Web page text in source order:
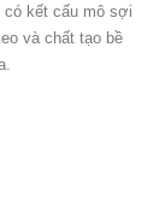
có kết cấu mô sợi
và chất tạo bề